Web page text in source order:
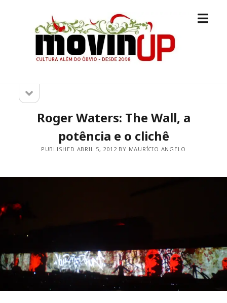
M.O.V.I.N
[UP]
open
Sidebarsidebar
Roger Waters: The Wall, a
potência e o clichê
PUBLISHED ABRIL 5, 2012 BY MAURÍCIO ANGELO